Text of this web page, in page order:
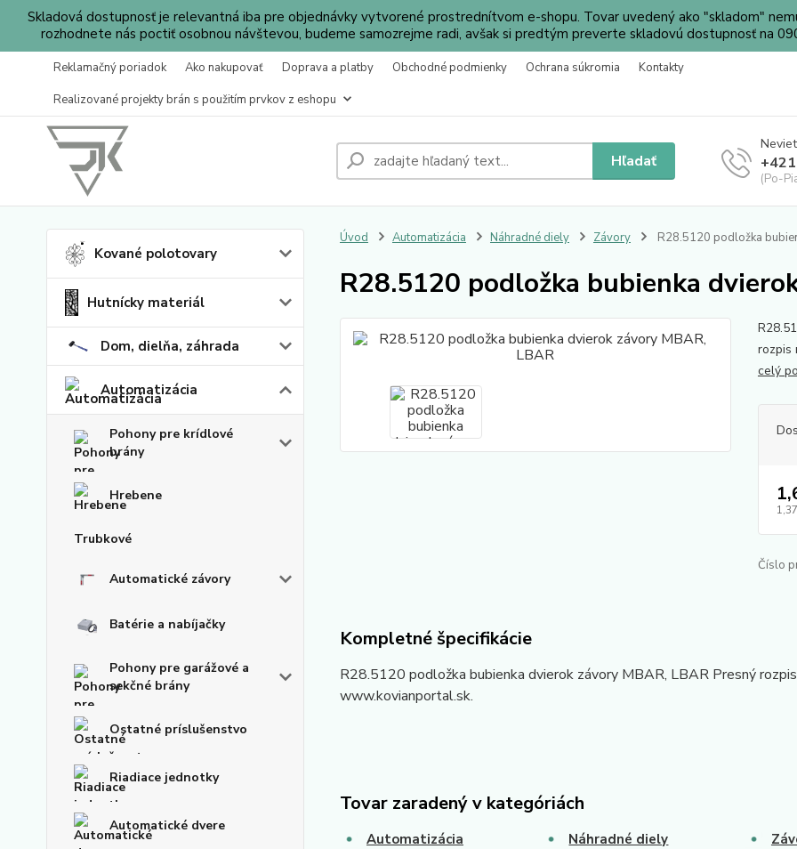
Skladová dostupnosť je relevantná iba pre objednávky vytvorené prostrednítvom e-shopu. Tovar uvedený ako "skladom"
rozhodnete nás poctiť osobnou návštevou, budeme samozrejme radi, avšak si predtým preverte skladovú dostupnosť na
Reklamačný poriadok Ako nakupovať Doprava a platby Obchodné podmienky Ochrana súkromia
Kontakty
Realizované projekty brán s použitím prvkov z eshopu
Hľadať
(Po-
Kované polotovary
Hutnícky materiál
Dom, dielňa, záhrada
Automatizácia
Pohony pre krídlové
brány
Hrebene
Trubkové
Automatické závory
Batérie a nabíjačky
Pohony pre garážové a
sekčné brány
Ostatné príslušenstvo
Riadiace jednotky
Automatické dvere
Úvod Automatizácia Náhradné diely Závory R28.5120 podložka
R28.5120 podložka bubienka
rozpis
celý
Číslo
Kompletné špecifikácie
R28.5120 podložka bubienka dvierok závory MBAR, LBAR Presný
www.kovianportal.sk.
Tovar zaradený v kategóriách
Automatizácia Náhradné diely